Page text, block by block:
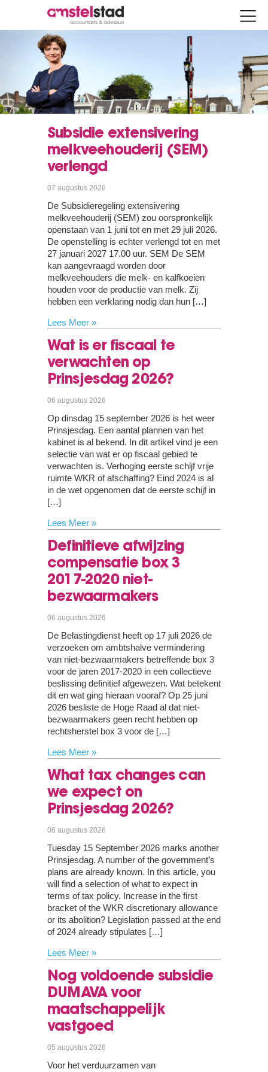
Subsidie extensivering
melkveehouderij (SEM)
verlengd
07 augustus 2026
De Subsidieregeling extensivering
melkveehouderij (SEM) zou oorspronkelijk
openstaan van 1 juni tot en met 29 juli 2026.
De openstelling is echter verlengd tot en met
27 januari 2027 17.00 uur. SEM De SEM
kan aangevraagd worden door
melkveehouders die melk- en kalfkoeien
houden voor de productie van melk. Zij
hebben een verklaring nodig dan hun […]
Lees Meer »
Wat is er fiscaal te
verwachten op
Prinsjesdag 2026?
06 augustus 2026
Op dinsdag 15 september 2026 is het weer
Prinsjesdag. Een aantal plannen van het
kabinet is al bekend. In dit artikel vind je een
selectie van wat er op fiscaal gebied te
verwachten is. Verhoging eerste schijf vrije
ruimte WKR of afschaffing? Eind 2024 is al
in de wet opgenomen dat de eerste schijf in
[…]
Lees Meer »
Definitieve afwijzing
compensatie box 3
2017-2020 niet-
bezwaarmakers
06 augustus 2026
De Belastingdienst heeft op 17 juli 2026 de
verzoeken om ambtshalve vermindering
van niet-bezwaarmakers betreffende box 3
voor de jaren 2017-2020 in een collectieve
beslissing definitief afgewezen. Wat betekent
dit en wat ging hieraan vooraf? Op 25 juni
2026 besliste de Hoge Raad al dat niet-
bezwaarmakers geen recht hebben op
rechtsherstel box 3 voor de […]
Lees Meer »
What tax changes can
we expect on
Prinsjesdag 2026?
06 augustus 2026
Tuesday 15 September 2026 marks another
Prinsjesdag. A number of the government’s
plans are already known. In this article, you
will find a selection of what to expect in
terms of tax policy. Increase in the first
bracket of the WKR discretionary allowance
or its abolition? Legislation passed at the end
of 2024 already stipulates […]
Lees Meer »
Nog voldoende subsidie
DUMAVA voor
maatschappelijk
vastgoed
05 augustus 2026
Voor het verduurzamen van